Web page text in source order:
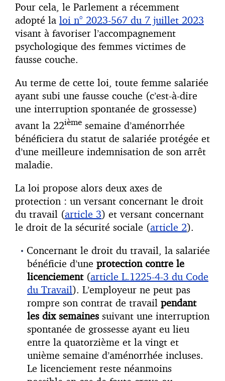
Pour cela, le Parlement a récemment
adopté la loi n° 2023-567 du 7 juillet 2023
visant à favoriser l’accompagnement
psychologique des femmes victimes de
fausse couche.
Au terme de cette loi, toute femme salariée
ayant subi une fausse couche (c’est-à-dire
une interruption spontanée de grossesse)
avant la 22ième semaine d’aménorrhée
bénéficiera du statut de salariée protégée et
d’une meilleure indemnisation de son arrêt
maladie.
La loi propose alors deux axes de
protection : un versant concernant le droit
du travail (article 3) et versant concernant
le droit de la sécurité sociale (article 2).
Concernant le droit du travail, la salariée
bénéficie d’une protection contre le
licenciement(article L.1225-4-3 du Code
du Travail). L’employeur ne peut pas
rompre son contrat de travail pendant
les dix semaines suivant une interruption
spontanée de grossesse ayant eu lieu
entre la quatorzième et la vingt et
unième semaine d’aménorrhée incluses.
Le licenciement reste néanmoins